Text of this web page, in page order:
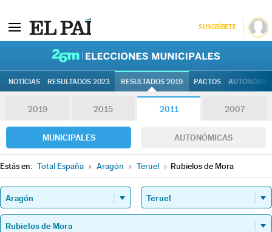
SUSCRÍBETE
NOTICIAS RESULTADOS 2023 RESULTADOS 2019 PACTOS
2019 2015 2011 2007
MUNICIPALES AUTONÓMICAS
Estás en: Total España » Aragón » Teruel » Rubielos de Mora